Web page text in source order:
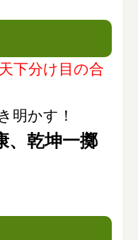
下分け目の合
明かす！
、乾坤一擲